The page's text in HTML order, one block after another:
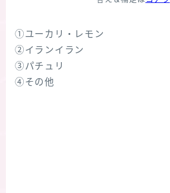
①ユーカリ・レモン
②イランイラン
③パチュリ
④その他